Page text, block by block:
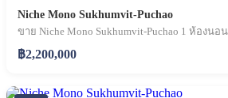
Niche Mono Sukhumvit-Puchao
฿2,200,000